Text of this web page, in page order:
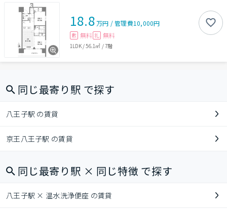
18.8万円 /管理費10,000円
敷 無料 礼 無料
1LDK/56.1㎡ /7階
同じ最寄り駅 で探す
八王子駅 の賃貸
京王八王子駅 の賃貸
同じ最寄り駅 × 同じ特徴 で探す
八王子駅 × 温水洗浄便座 の賃貸